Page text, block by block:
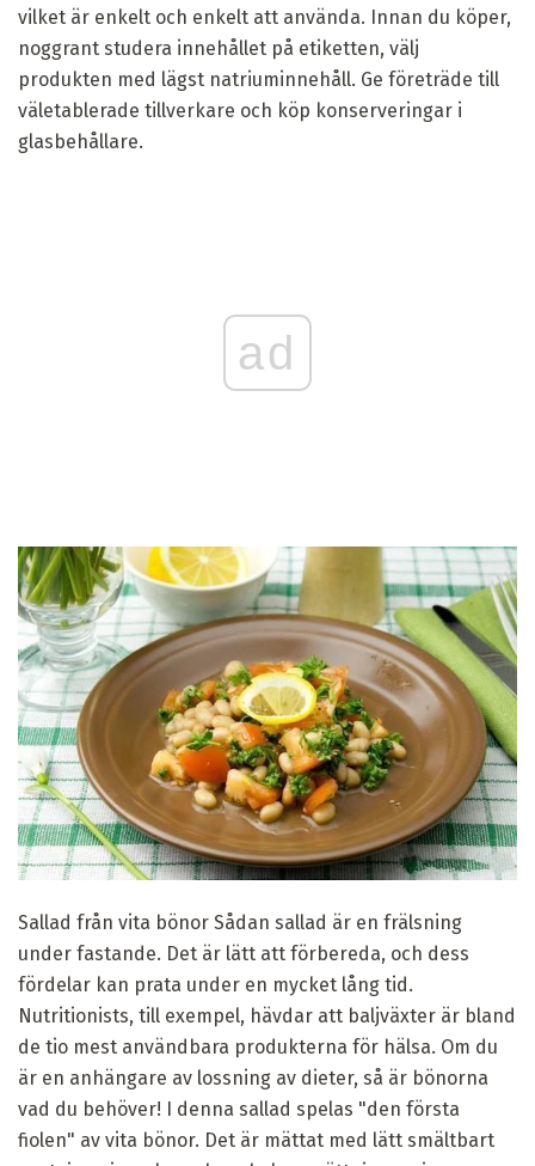
vilket är enkelt och enkelt att använda. Innan du köper,
noggrant studera innehållet på etiketten, välj
produkten med lägst natriuminnehåll. Ge företräde till
väletablerade tillverkare och köp konserveringar i
glasbehållare.
ad
Sallad från vita bönor Sådan sallad är en frälsning
under fastande. Det är lätt att förbereda, och dess
fördelar kan prata under en mycket lång tid.
Nutritionists, till exempel, hävdar att baljväxter är bland
de tio mest användbara produkterna för hälsa. Om du
är en anhängare av lossning av dieter, så är bönorna
vad du behöver! I denna sallad spelas "den första
fiolen" av vita bönor. Det är mättat med lätt smältbart